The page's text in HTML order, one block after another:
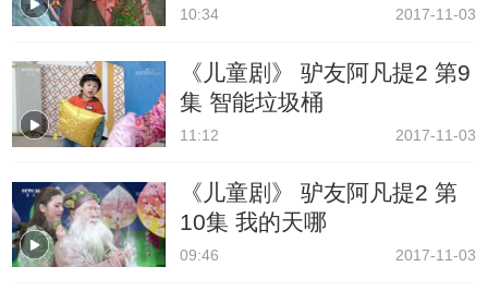
10:34 2017-11-03
《儿童剧》 驴友阿凡提2 第9
集 智能垃圾桶
11:12 2017-11-03
《儿童剧》 驴友阿凡提2 第
10集 我的天哪
09:46 2017-11-03